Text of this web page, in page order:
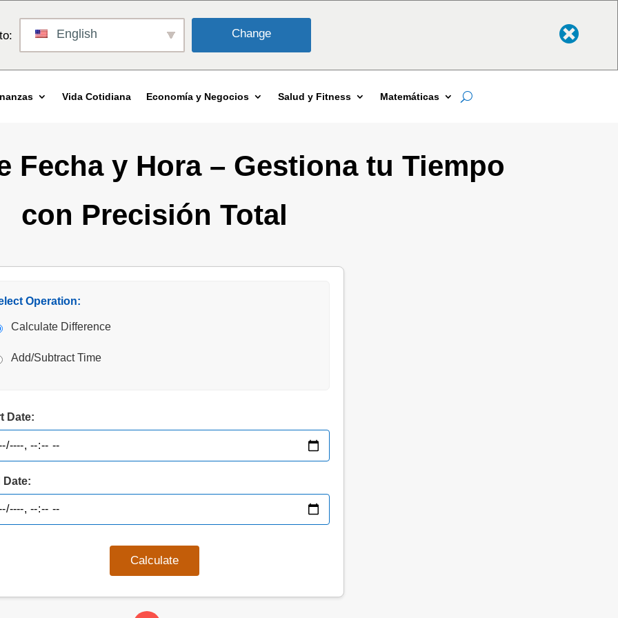
English Change
Vida Cotidiana Economía y Negocios Salud y Fitness Matemáticas
Fecha y Hora – Gestiona tu Tiempo
con Precisión Total
Operation:
Calculate Difference
Add/Subtract Time
Date:
Date:
Calculate